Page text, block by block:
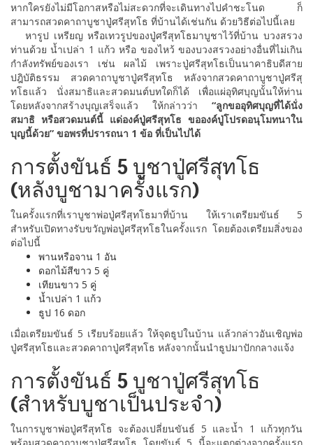
หากใครยังไม่มีโอกาสหรือไม่สะดวกที่จะเดินทางไปคำชะโนด ก็
สามารถสวดคาถาบูชาปู่ศรีสุทโธ ที่บ้านได้เช่นกัน ด้วยวิธีต่อไปนี้เลย
หารูป เหรียญ หรือเทวรูปของปู่ศรีสุทโธมาบูชาไว้ที่บ้าน บวงสรวง
ท่านด้วย น้ำเปล่า 1 แก้ว หรือ ของไหว้ ของบวงสรวงอย่างอื่นที่ไม่เกิน
กำลังทรัพย์ของเรา เช่น ผลไม้ เพราะปู่ศรีสุทโธเป็นนาคาธิบดีสาย
ปฎิบัติธรรม สวดคาถาบูชาปู่ศรีสุทโธ หลังจากสวดคาถาบูชาปู่ศรีสุ
ทโธแล้ว นั่งสมาธิและสวดมนต์บทใดก็ได้ เพื่อแผ่อุทิศบุญนั้นให้ท่าน
โดยหลังจากสร้างบุญเสร็จแล้ว ให้กล่าวว่า “ลูกขออุทิศบุญที่ได้นั่ง
สมาธิ หรือสวดมนต์นี้ แด่องค์ปู่ศรีสุทโธ ขอองค์ปู่โปรดอนุโมทนาใน
บุญนี้ด้วย” ขอพรที่ปรารถนา 1 ข้อ ที่เป็นไปได้
การตั้งขันธ์ 5 บูชาปู่ศรีสุทโธ
(หลังบูชามาครั้งแรก)
ในครั้งแรกที่เราบูชาพ่อปู่ศรีสุทโธมาที่บ้าน ให้เราเตรียมขันธ์ 5
สำหรับเปิดทางรับขวัญพ่อปู่ศรีสุทโธในครั้งแรก โดยต้องเตรียมสิ่งของ
ต่อไปนี้
พานหรือจาน 1 อัน
ดอกไม้สีขาว 5 คู่
เทียนขาว 5 คู่
น้ำเปล่า 1 แก้ว
ธูป 16 ดอก
เมื่อเตรียมขันธ์ 5 เรียบร้อยแล้ว ให้จุดธูปในบ้าน แล้วกล่าวอันเชิญพ่อ
ปู่ศรีสุทโธและสวดคาถาปู่ศรีสุทโธ หลังจากนั้นนำธูปมาปักกลางแจ้ง
การตั้งขันธ์ 5 บูชาปู่ศรีสุทโธ
(สำหรับบูชาเป็นประจำ)
ในการบูชาพ่อปู่ศรีสุทโธ จะต้องเปลี่ยนขันธ์ 5 และน้ำ 1 แก้วทุกวัน